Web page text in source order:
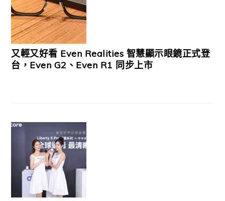
又輕又好看 Even Realities 智慧顯示眼鏡正式登
台，Even G2、Even R1 同步上市